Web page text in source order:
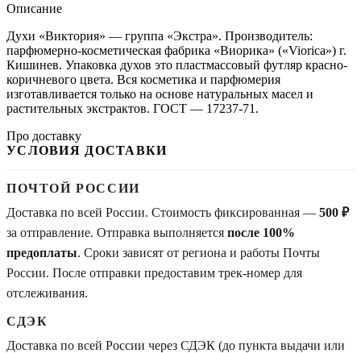
Описание
Духи «Виктория» — группа «Экстра». Производитель:
парфюмерно-косметическая фабрика «Виорика» («Viorica») г.
Кишинев. Упаковка духов это пластмассовый футляр красно-
коричневого цвета. Вся косметика и парфюмерия
изготавливается только на основе натуральных масел и
растительных экстрактов. ГОСТ — 17237-71.
Про доставку
УСЛОВИЯ ДОСТАВКИ
ПОЧТОЙ РОССИИ
Доставка по всей России. Стоимость фиксированная — 500 ₽
за отправление. Отправка выполняется после 100%
предоплаты. Сроки зависят от региона и работы Почты
России. После отправки предоставим трек-номер для
отслеживания.
СДЭК
Доставка по всей России через СДЭК (до пункта выдачи или